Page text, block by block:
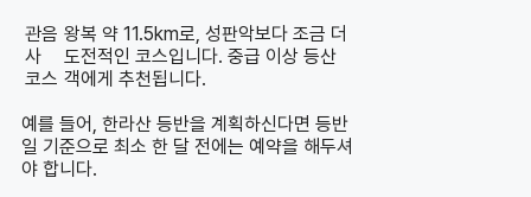
관음
사
코스
왕복 약 11.5km로, 성판악보다 조금 더
도전적인 코스입니다. 중급 이상 등산
객에게 추천됩니다.
예를 들어, 한라산 등반을 계획하신다면 등반
일 기준으로 최소 한 달 전에는 예약을 해두셔
야 합니다.